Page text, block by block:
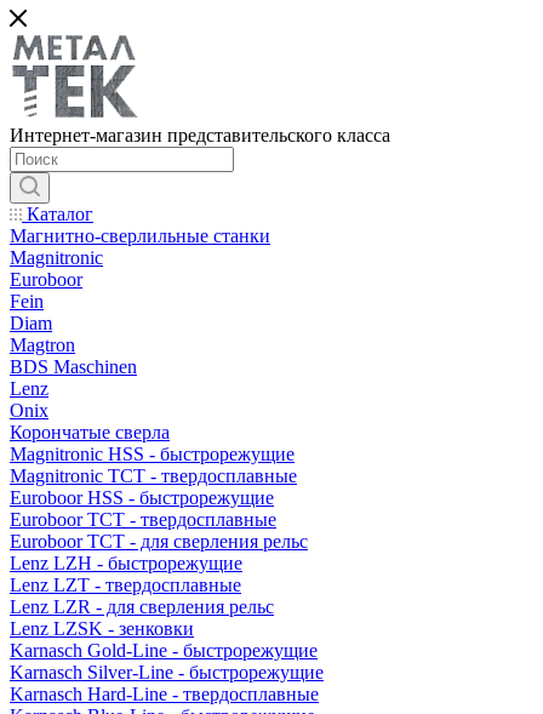
Интернет-магазин представительского класса
Каталог
Магнитно-сверлильные станки
Magnitronic
Euroboor
Fein
Diam
Magtron
BDS Maschinen
Lenz
Onix
Корончатые сверла
Magnitronic HSS - быстрорежущие
Magnitronic TCT - твердосплавные
Euroboor HSS - быстрорежущие
Euroboor TCT - твердосплавные
Euroboor TCT - для сверления рельс
Lenz LZH - быстрорежущие
Lenz LZT - твердосплавные
Lenz LZR - для сверления рельс
Lenz LZSK - зенковки
Karnasch Gold-Line - быстрорежущие
Karnasch Silver-Line - быстрорежущие
Karnasch Hard-Line - твердосплавные